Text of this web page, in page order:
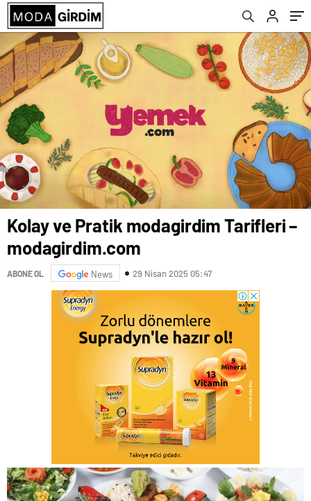
Kolay ve Pratik modagirdim Tarifleri –
modagirdim.com
ABONE OL News 29 Nisan 2025 05:47